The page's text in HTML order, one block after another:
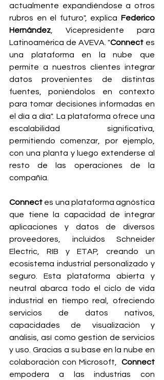
actualmente expandiéndose a otros
rubros en el futuro", explica Federico
Hernández , Vicepresidente para
Latinoamérica de AVEVA. "Connect es
una plataforma en la nube que
permite a nuestros clientes integrar
datos provenientes de distintas
fuentes, poniéndolos en contexto
para tomar decisiones informadas en
el día a día". La plataforma ofrece una
escalabilidad significativa,
permitiendo comenzar, por ejemplo,
con una planta y luego extenderse al
resto de las operaciones de la
compañía.
Connect es una plataforma agnóstica
que tiene la capacidad de integrar
aplicaciones y datos de diversos
proveedores, incluidos Schneider
Electric, RIB y ETAP, creando un
ecosistema industrial personalizado y
seguro. Esta plataforma abierta y
neutral abarca todo el ciclo de vida
industrial en tiempo real, ofreciendo
servicios de datos nativos,
capacidades de visualización y
análisis, así como gestión de servicios
y uso. Gracias a su base en la nube en
colaboración con Microsoft, Connect
empodera a las industrias con